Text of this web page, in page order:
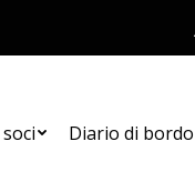
Diario di bordo
Contatti